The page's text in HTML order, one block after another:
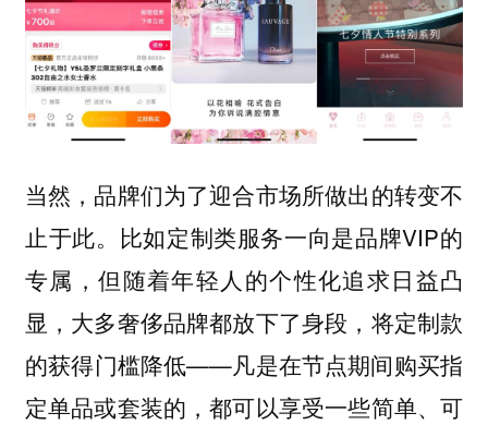
当然，品牌们为了迎合市场所做出的转变不
止于此。比如定制类服务一向是品牌VIP的
专属，但随着年轻人的个性化追求日益凸
显，大多奢侈品牌都放下了身段，将定制款
的获得门槛降低——凡是在节点期间购买指
定单品或套装的，都可以享受一些简单、可